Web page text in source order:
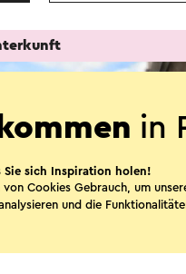
in
Sie sich Inspiration holen!
Cookies Gebrauch, um
und die